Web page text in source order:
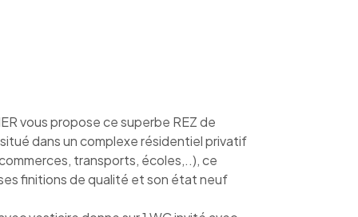
vous propose ce superbe REZ de
dans un complexe résidentiel privatif
transports, écoles,..), ce
finitions de qualité et son état neuf